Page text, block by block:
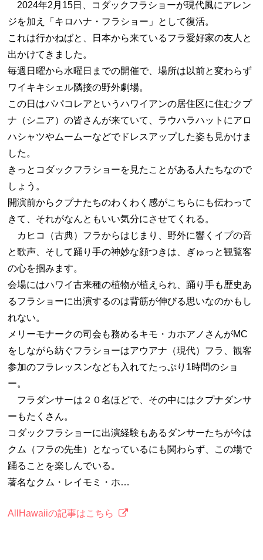
2024年2月15日、コダックフラショーが現代風にアレン
ジを加え「キロハナ・フラショー」として復活。
これは行かねばと、日本から来ているフラ愛好家の友人と
出かけてきました。
毎週日曜から水曜日までの開催で、場所は以前と変わらず
ワイキキシェル隣接の野外劇場。
この日はパパコレアというハワイアンの居住区に住むクプ
ナ（シニア）の皆さんが来ていて、ラウハラハットにアロ
ハシャツやムームーなどでドレスアップした姿も見かけま
した。
きっとコダックフラショーを見たことがある人たちなので
しょう。
開演前からクプナたちのわくわく感がこちらにも伝わって
きて、それがなんともいい気分にさせてくれる。
カヒコ（古典）フラからはじまり、野外に響くイプの音
と歌声、そして踊り手の神妙な顔つきは、ぎゅっと観覧客
の心を掴みます。
会場にはハワイ古来種の植物が植えられ、踊り手も歴史あ
るフラショーに出演するのは背筋が伸びる思いなのかもし
れない。
メリーモナークの司会も務めるキモ・カホアノさんがMC
をしながら紡ぐフラショーはアウアナ（現代）フラ、観客
参加のフラレッスンなども入れてたっぷり1時間のショ
ー。
フラダンサーは２０名ほどで、その中にはクプナダンサ
ーもたくさん。
コダックフラショーに出演経験もあるダンサーたちが今は
クム（フラの先生）となっているにも関わらず、この場で
踊ることを楽しんでいる。
著名なクム・レイモミ・ホ…
AllHawaiiの記事はこちら